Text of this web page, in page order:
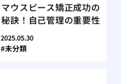
マウスピース矯正成功の
秘訣！自己管理の重要性
2025.05.30
未分類